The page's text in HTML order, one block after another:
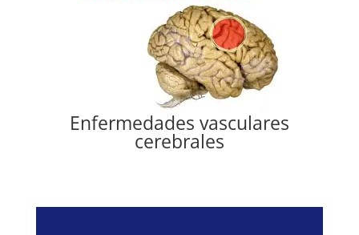
Enfermedades vasculares
cerebrales